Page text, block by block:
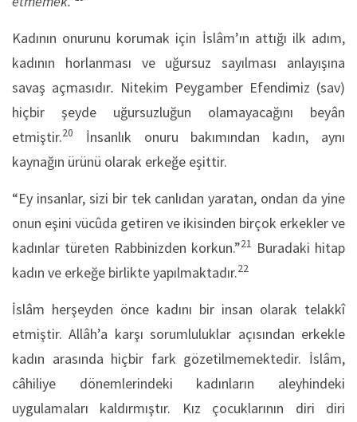
Kadının onurunu korumak için İslâm’ın attığı ilk adım,
kadının horlanması ve uğursuz sayılması anlayışına
savaş açmasıdır. Nitekim Peygamber Efendimiz (sav)
hiçbir şeyde uğursuzluğun olamayacağını beyân
etmiştir.20
İnsanlık onuru bakımından kadın, aynı
kaynağın ürünü olarak erkeğe eşittir.
“Ey insanlar, sizi bir tek canlıdan yaratan, ondan da yine
onun eşini vücûda getiren ve ikisinden birçok erkekler ve
kadınlar türeten Rabbinizden korkun.”21 Buradaki hitap
kadın ve erkeğe birlikte yapılmaktadır.22
İslâm herşeyden önce kadını bir insan olarak telakkî
etmiştir. Allâh’a karşı sorumluluklar açısından erkekle
kadın arasında hiçbir fark gözetilmemektedir. İslâm,
câhiliye dönemlerindeki kadınların aleyhindeki
uygulamaları kaldırmıştır. Kız çocuklarının diri diri